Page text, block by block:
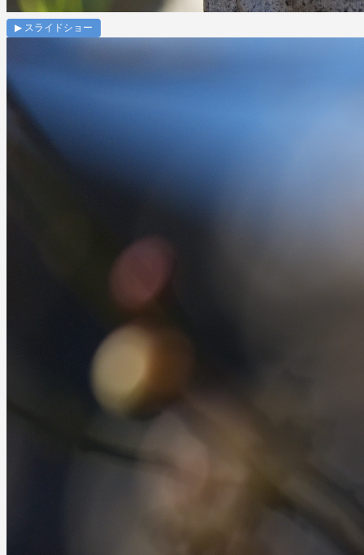
▶ スライドショー